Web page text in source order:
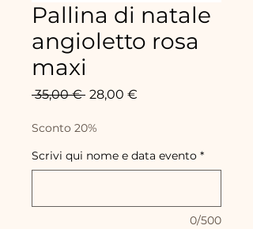
Pallina di natale
angioletto rosa
maxi
35,00 € Precio
28,00 €
Sconto 20%
Scrivi qui nome e data evento *
0/500